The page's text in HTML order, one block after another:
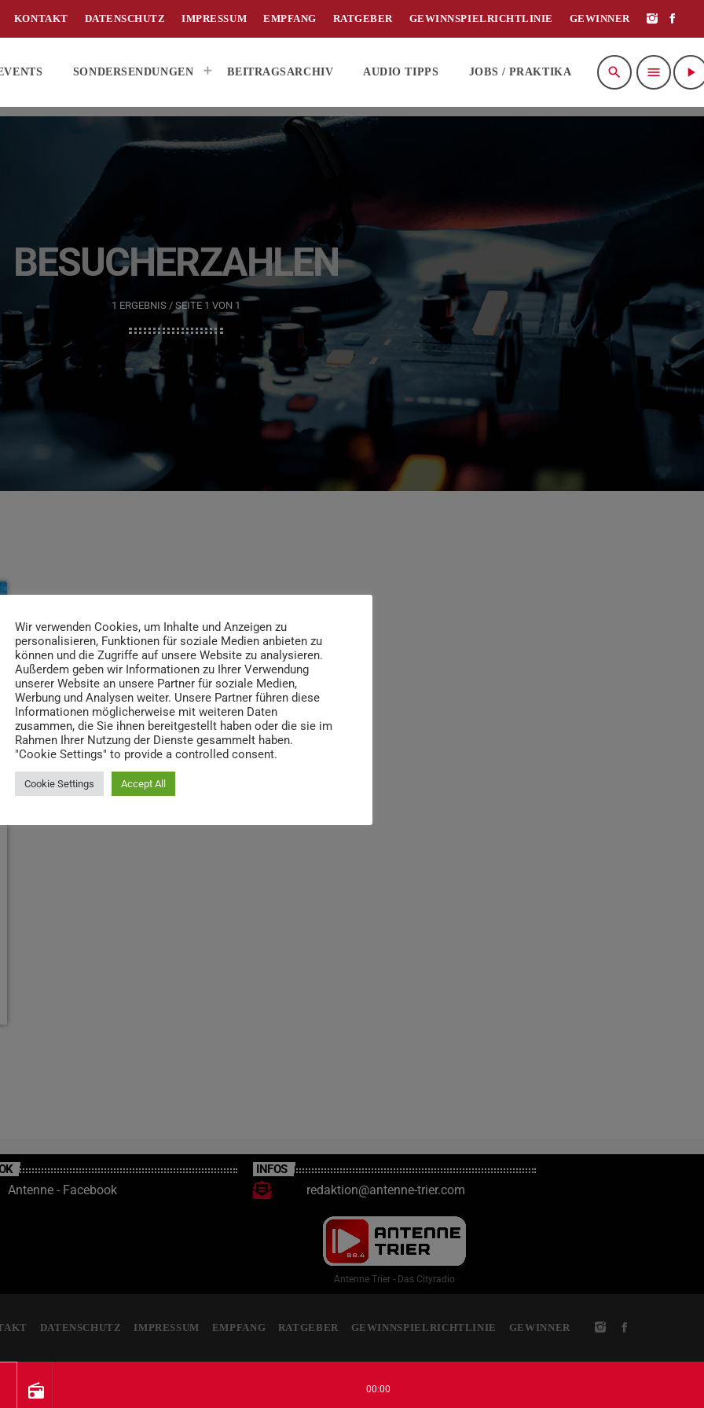
radio 00:00
KONTAKT DATENSCHUTZ IMPRESSUM EMPFANG RATGEBER GEWINNSPIELRICHTLINIE GEWINNER
SONDERSENDUNGEN BEITRAGSARCHIV AUDIO TIPPS JOBS / PRAKTIKA search menu play_arrow
BESUCHERZAHLEN
1 ERGEBNIS / SEITE 1 VON 1
Antenne - Facebook
INFOS
redaktion@antenne-trier.com
Antenne Trier - Das Cityradio
DATENSCHUTZ IMPRESSUM EMPFANG RATGEBER GEWINNSPIELRICHTLINIE GEWINNER
Wir verwenden Cookies, um Inhalte und Anzeigen zu
personalisieren, Funktionen für soziale Medien anbieten zu
können und die Zugriffe auf unsere Website zu analysieren.
Außerdem geben wir Informationen zu Ihrer Verwendung
unserer Website an unsere Partner für soziale Medien,
Werbung und Analysen weiter. Unsere Partner führen diese
Informationen möglicherweise mit weiteren Daten
zusammen, die Sie ihnen bereitgestellt haben oder die sie im
Rahmen Ihrer Nutzung der Dienste gesammelt haben.
"Cookie Settings" to provide a controlled consent.
Cookie Settings Accept All